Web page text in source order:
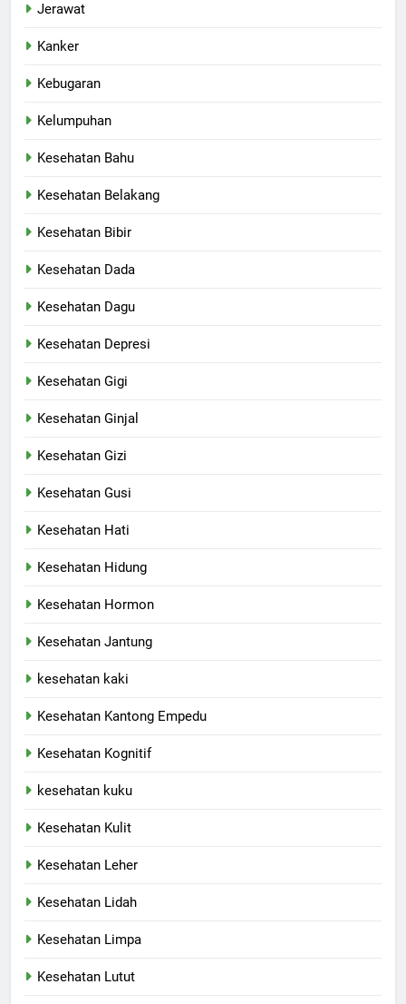
Jerawat
Kanker
Kebugaran
Kelumpuhan
Kesehatan Bahu
Kesehatan Belakang
Kesehatan Bibir
Kesehatan Dada
Kesehatan Dagu
Kesehatan Depresi
Kesehatan Gigi
Kesehatan Ginjal
Kesehatan Gizi
Kesehatan Gusi
Kesehatan Hati
Kesehatan Hidung
Kesehatan Hormon
Kesehatan Jantung
kesehatan kaki
Kesehatan Kantong Empedu
Kesehatan Kognitif
kesehatan kuku
Kesehatan Kulit
Kesehatan Leher
Kesehatan Lidah
Kesehatan Limpa
Kesehatan Lutut